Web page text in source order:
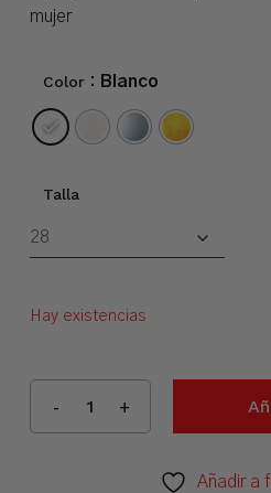
mujer
Color : Blanco
Talla
Hay existencias
Añadir a